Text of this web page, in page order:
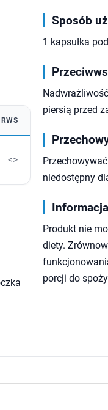
RWS
<>
Sposób
1 kapsułka
piersią przed
niedostępny
Informacja
Produkt nie
diety.
porcji do